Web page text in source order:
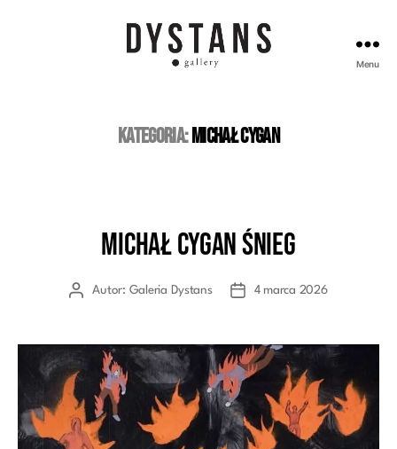
Menu
Kategoria:Michał Cygan
Kategorie
Michał Cygan Śnieg
AutorAutor: Galeria Dystans
Data4 marca 2026